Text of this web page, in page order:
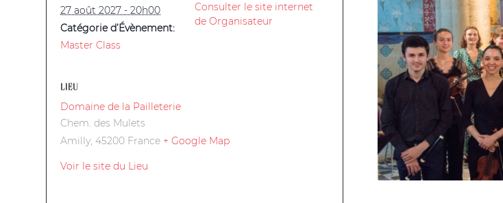
27 août 2027 - 20h00
Catégorie d’Évènement:
Master Class
Consulter le site internet
de Organisateur
LIEU
Domaine de la Pailleterie
Chem. des Mulets
Amilly, 45200 France + Google Map
Voir le site du Lieu